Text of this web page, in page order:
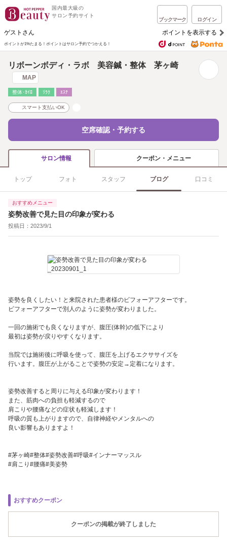
国内最大級の
サロン予約サイト
ブックマーク ログイン
ゲストさん ポイントを表示する
ポイントが1%たまる！ ポイントはサロン予約でつかえる！
リボーンボディ・ラボ 美容鍼・整体 茅ヶ崎
MAP
整体･ｶｲﾛ ﾘﾗｸ ｴｽﾃ
スマート支払いOK
空席確認・予約する
サロン情報 クーポン・メニュー
トップ フォト スタッフ ブログ 口コミ
おすすめメニュー
姿勢改善で見た目の印象が変わる
投稿日：2023/9/1
姿勢を良くしたい！と来院された患者様のビフォーアフターです。
ビフォーアフターで別人のように姿勢が変わりました。
一回の施術でも良くなりますが、腹圧(体幹)の低下により
最初は姿勢が戻りやすくなります。
当院では施術後に呼吸を使って、腹圧を上げるエクササイズを
行います。腹圧が上がることで姿勢の安定→定着になります。
姿勢改善すると周りに与える印象が変わります！
また、筋肉への負担も軽減するので
肩こりや腰痛などの症状も軽減します！
呼吸の質も上がりますので、自律神経やメンタルへの
良い影響もありますよ！
#茅ヶ崎#整体#姿勢改善#呼吸#インナーマッスル
#肩こり#腰痛#美姿勢
おすすめクーポン
クーポンの掲載が終了しました